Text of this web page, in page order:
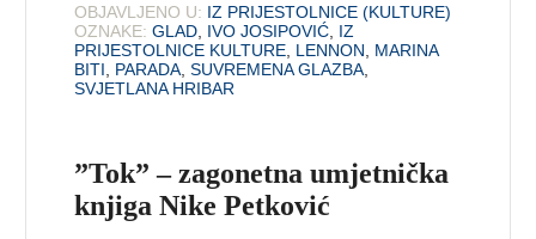
OBJAVLJENO U: IZ PRIJESTOLNICE (KULTURE)
OZNAKE: GLAD IVO JOSIPOVIĆ IZ
PRIJESTOLNICE KULTURE LENNON
MARINA
BITI
PARADA ,SUVREMENA GLAZBA
SVJETLANA HRIBAR
”Tok” – zagonetna umjetnička
knjiga Nike Petković